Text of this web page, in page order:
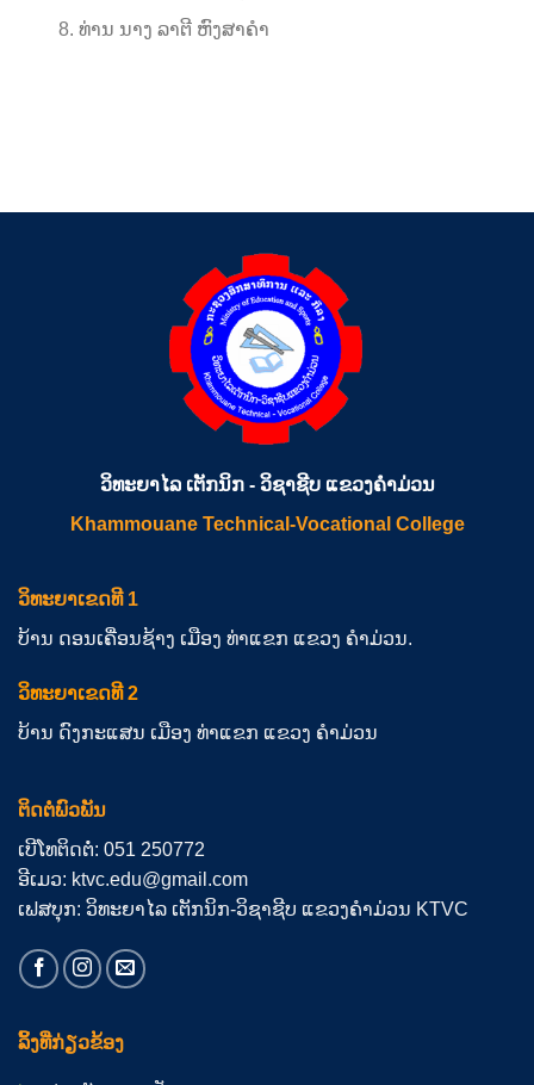
ທ່ານ ນາງ ລາຕີ ຫົງສາຄຳ
ວິທະຍາໄລ ເຕັກນິກ - ວິຊາຊີບ ແຂວງຄຳມ່ວນ
Khammouane Technical-Vocational College
ວິທະຍາເຂດທີ 1
ບ້ານ ດອນເຄື່ອນຊ້າງ ເມືອງ ທ່າແຂກ ແຂວງ ຄຳມ່ວນ.
ວິທະຍາເຂດທີ 2
ບ້ານ ດົງກະແສນ ເມືອງ ທ່າແຂກ ແຂວງ ຄຳມ່ວນ
ຕິດຕໍ່ພົວພັນ
ເບີໂທຕິດຕໍ່: 051 250772
ອີເມວ: ktvc.edu@gmail.com
ເຟສບຸກ: ວິທະຍາໄລ ເຕັກນິກ-ວິຊາຊີບ ແຂວງຄຳມ່ວນ KTVC
ລິ້ງທີ່ກ່ຽວຂ້ອງ